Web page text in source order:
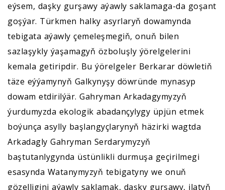
eýsem, daşky gurşawy aýawly saklamaga-da goşant
goşýar. Türkmen halky asyrlaryň dowamynda
tebigata aýawly çemeleşmegiň, onuň bilen
sazlaşykly ýaşamagyň özboluşly ýörelgelerini
kemala getiripdir. Bu ýörelgeler Berkarar döwletiň
täze eýýamynyň Galkynyşy döwründe mynasyp
dowam etdirilýär. Gahryman Arkadagymyzyň
ýurdumyzda ekologik abadançylygy üpjün etmek
boýunça asylly başlangyçlarynyň häzirki wagtda
Arkadagly Gahryman Serdarymyzyň
baştutanlygynda üstünlikli durmuşa geçirilmegi
esasynda Watanymyzyň tebigatyny we onuň
gözelligini aýawly saklamak, daşky gurşawy, ilatyň